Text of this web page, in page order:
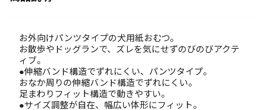
お外向けパンツタイプの犬用紙おむつ。
お散歩やドッグランで、ズレを気にせずのびのびアクテ
ィブ。
●伸縮バンド構造でずれにくい、パンツタイプ。
おなか周りの伸縮バンド構造でずれにくい。
足まわりフィット構造で動きやすい。
●サイズ調整が自在、幅広い体形にフィット。